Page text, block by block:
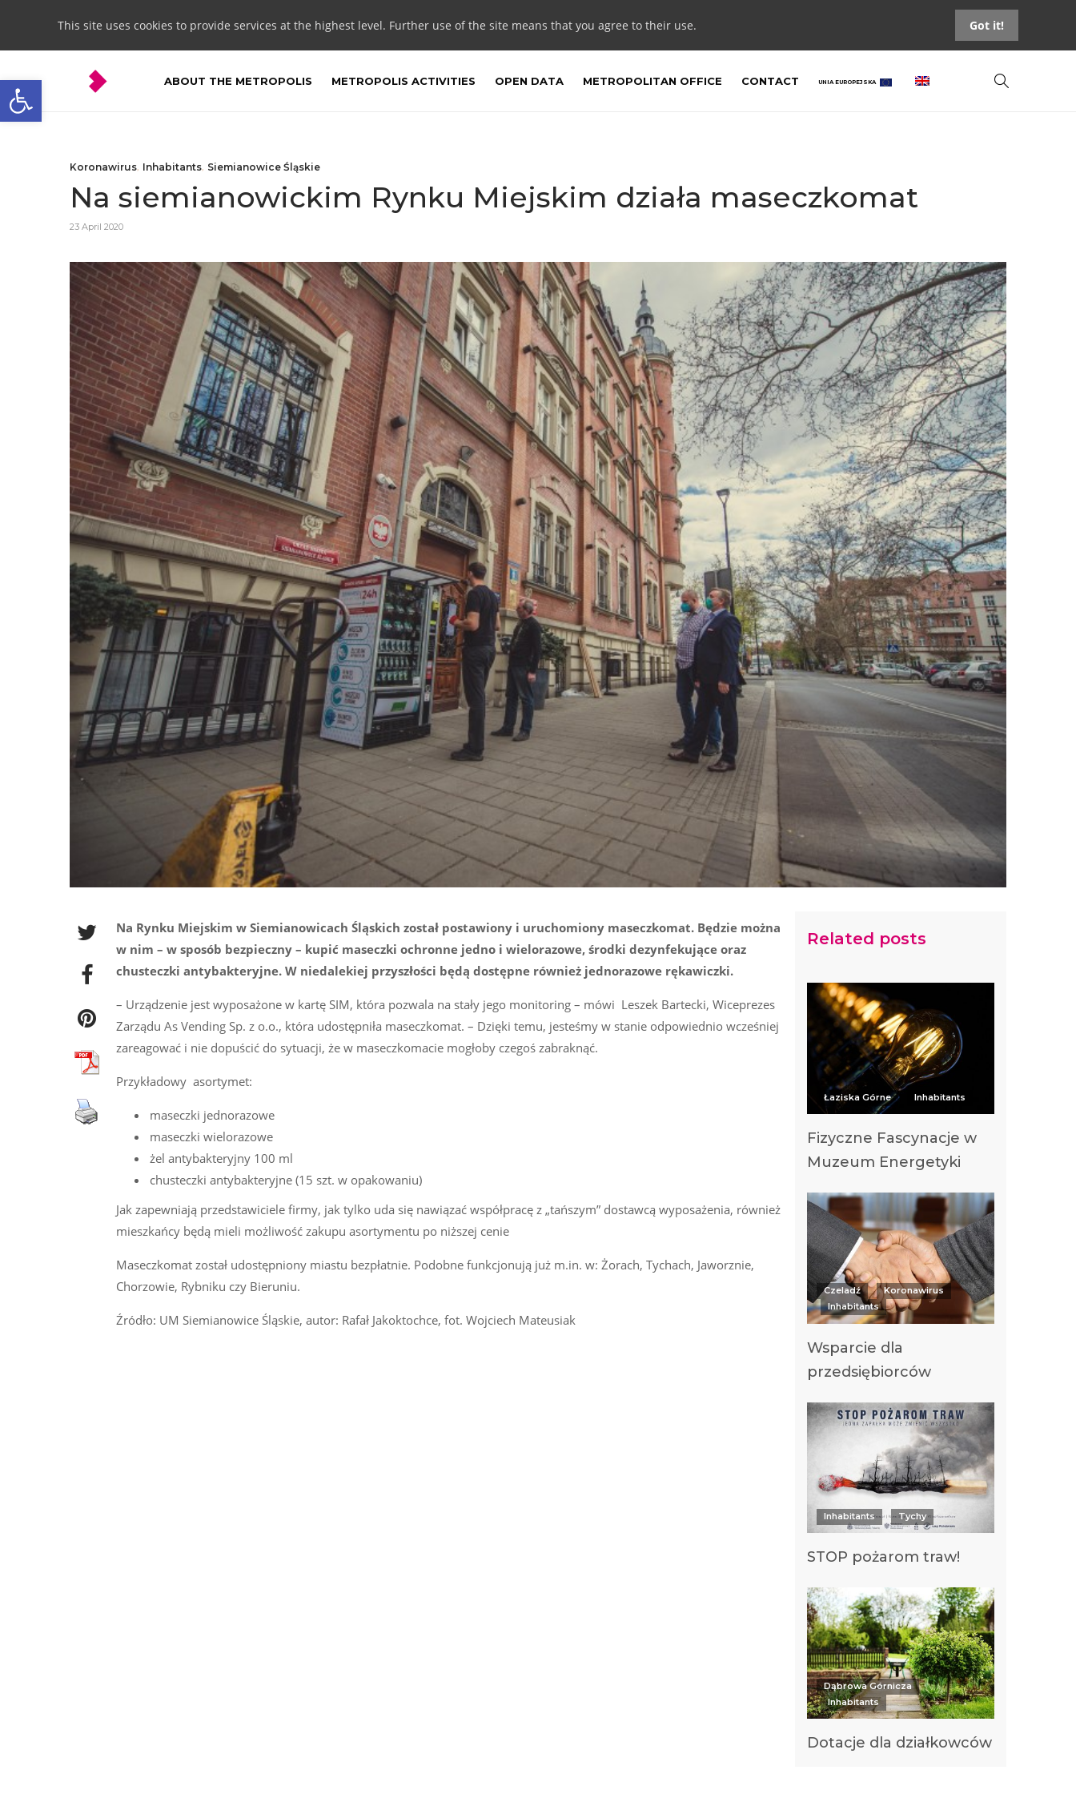
Open toolbar
This site uses cookies to provide services at the highest level. Further use of the site means that you agree to their use. Got it!
ABOUT THE METROPOLIS METROPOLIS ACTIVITIES OPEN DATA METROPOLITAN OFFICE CONTACT UNIA EUROPEJSKA
Koronawirus, Inhabitants, Siemianowice Śląskie
Na siemianowickim Rynku Miejskim działa maseczkomat
23 April 2020
Na Rynku Miejskim w Siemianowicach Śląskich został postawiony i uruchomiony maseczkomat. Będzie można
w nim – w sposób bezpieczny – kupić maseczki ochronne jedno i wielorazowe, środki dezynfekujące oraz
chusteczki antybakteryjne. W niedalekiej przyszłości będą dostępne również jednorazowe rękawiczki.
– Urządzenie jest wyposażone w kartę SIM, która pozwala na stały jego monitoring – mówi Leszek Bartecki, Wiceprezes
Zarządu As Vending Sp. z o.o., która udostępniła maseczkomat. – Dzięki temu, jesteśmy w stanie odpowiednio wcześniej
zareagować i nie dopuścić do sytuacji, że w maseczkomacie mogłoby czegoś zabraknąć.
Przykładowy asortymet:
maseczki jednorazowe
maseczki wielorazowe
żel antybakteryjny 100 ml
chusteczki antybakteryjne (15 szt. w opakowaniu)
Jak zapewniają przedstawiciele firmy, jak tylko uda się nawiązać współpracę z „tańszym” dostawcą wyposażenia, również
mieszkańcy będą mieli możliwość zakupu asortymentu po niższej cenie
Maseczkomat został udostępniony miastu bezpłatnie. Podobne funkcjonują już m.in. w: Żorach, Tychach, Jaworznie,
Chorzowie, Rybniku czy Bieruniu.
Źródło: UM Siemianowice Śląskie, autor: Rafał Jakoktochce, fot. Wojciech Mateusiak
Related posts
Łaziska Górne Inhabitants
Fizyczne Fascynacje w
Muzeum Energetyki
Czeladź
Koronawirus
Inhabitants
Wsparcie dla
przedsiębiorców
Inhabitants Tychy
STOP pożarom traw!
Dąbrowa Górnicza
Inhabitants
Dotacje dla działkowców